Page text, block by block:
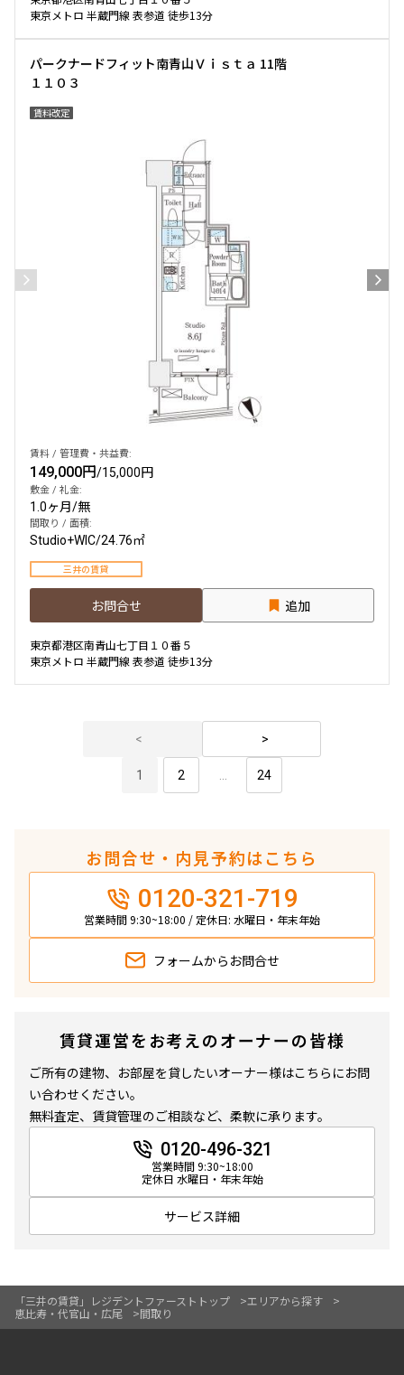
「三井の賃貸」レジデントファーストトップ
エリアから探す
恵比寿・代官山・広尾
間取り
東京メトロ 半蔵門線 表参道 徒歩13分
パークナードフィット南青山Ｖｉｓｔａ 11階
１１０３
賃料改定
賃料 / 管理費・共益費:
149,000円/15,000円
敷金 / 礼金:
1.0ヶ月/無
間取り / 面積:
Studio+WIC/24.76㎡
三井の賃貸
お問合せ 追加
東京都港区南青山七丁目１０番５
東京メトロ 半蔵門線 表参道 徒歩13分
1 2 ... 24
お問合せ・内見予約はこちら
0120-321-719
営業時間 9:30~18:00 / 定休日: 水曜日・年末年始
フォームから お問合せ
賃貸運営をお考えのオーナーの皆様
ご所有の建物、お部屋を貸したいオーナー様はこちらにお問
い合わせください。
無料査定、賃貸管理のご相談など、柔軟に承ります。
0120-496-321
営業時間 9:30~18:00
定休日 水曜日・年末年始
サービス詳細